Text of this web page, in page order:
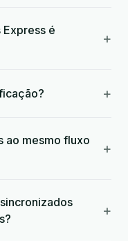
é
+
+
ao mesmo fluxo
+
+